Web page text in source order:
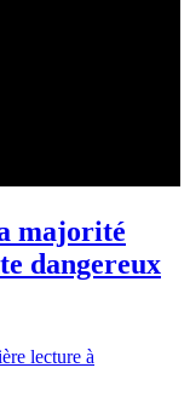
majorité
dangereux
lecture à